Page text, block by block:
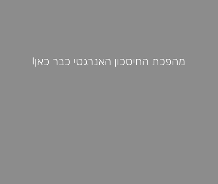
מהפכת החיסכון האנרגטי כבר כאן!